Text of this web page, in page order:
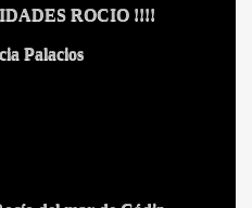
ROCIO !!!!
Palacios